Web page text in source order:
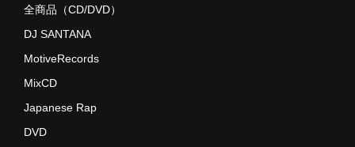
全商品（CD/DVD）
DJ SANTANA
MotiveRecords
MixCD
Japanese Rap
DVD